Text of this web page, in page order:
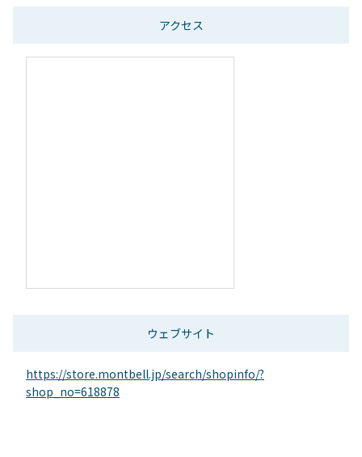
アクセス
ウェブサイト
https://store.montbell.jp/search/shopinfo/?
shop_no=618878